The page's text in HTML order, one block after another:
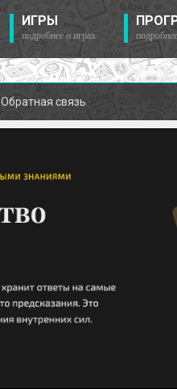
ИГРЫ
подробнее о играх
Обратная связь